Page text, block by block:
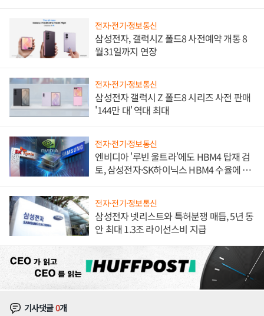
전자·전기·정보통신
삼성전자, 갤럭시Z 폴드8 사전예약 개통 8
월31일까지 연장
전자·전기·정보통신
삼성전자 갤럭시 Z 폴드8 시리즈 사전 판매
'144만 대' 역대 최대
전자·전기·정보통신
엔비디아 '루빈 울트라'에도 HBM4 탑재 검
토, 삼성전자·SK하이닉스 HBM4 수율에 주
전자·전기·정보통신
삼성전자 넷리스트와 특허분쟁 매듭, 5년 동
안 최대 1.3조 라이선스비 지급
기사댓글0개